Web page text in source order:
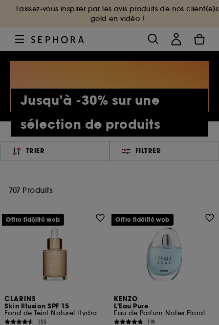
Laissez-vous inspirer par les avis produits de nos client(e)s
gold en vidéo !
Jusqu'à -30% sur une
sélection de produits
TRIER FILTRER
707 Produits
CLARINS
Skin Illusion SPF 15
Fond de Teint Naturel Hydratation
155
Offre fidélité web
KENZO
L'Eau Pure
Eau de Parfum Notes Florales Boisées Aquatiques
118
Offre fidélité web